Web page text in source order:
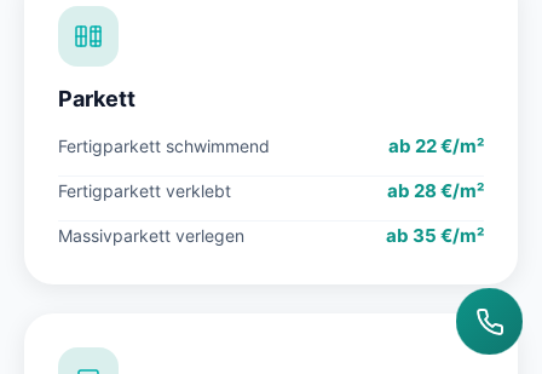
Parkett
Fertigparkett schwimmend ab 22 €/m²
Fertigparkett verklebt ab 28 €/m²
Massivparkett verlegen ab 35 €/m²